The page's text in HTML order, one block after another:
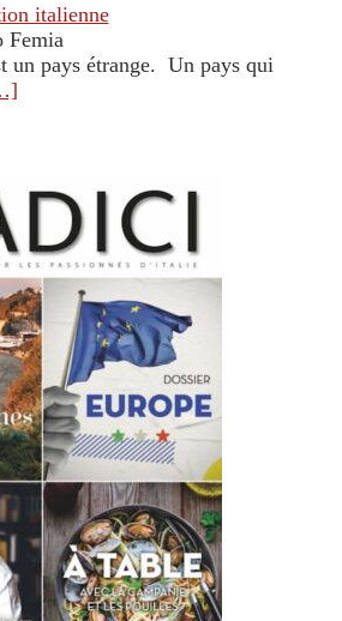
italienne
Femia
un pays étrange. Un pays qui